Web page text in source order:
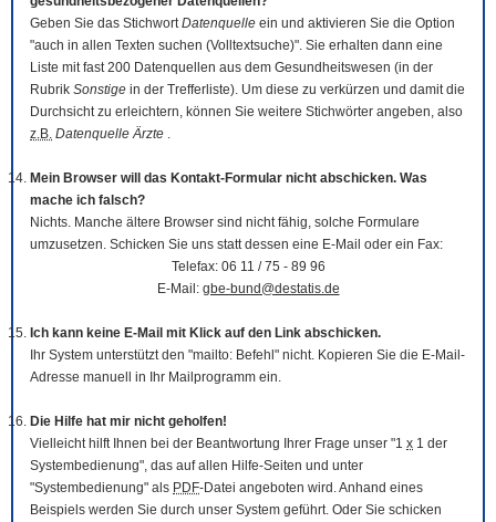
Geben Sie das StichwortDatenquelle ein und aktivieren Sie die Option
"auch in allen Texten suchen (Volltextsuche)". Sie erhalten dann eine
Liste mit fast 200 Datenquellen aus dem Gesundheitswesen (in der
Rubrik Sonstige in der Trefferliste). Um diese zu verkürzen und damit die
Durchsicht zu erleichtern, können Sie weitere Stichwörter angeben, also
z.B. Datenquelle Ärzte .
Mein Browser will das Kontakt-Formular nicht abschicken. Was
mache ich falsch?
Nichts. Manche ältere Browser sind nicht fähig, solche Formulare
umzusetzen. Schicken Sie uns statt dessen eine E-Mail oder ein Fax:
Telefax: 06 11 / 75 - 89 96
E-Mail: gbe-bund@destatis.de
Ich kann keine E-Mail mit Klick auf den Link abschicken.
Ihr System unterstützt den "mailto: Befehl" nicht. Kopieren Sie die E-Mail-
Adresse manuell in Ihr Mailprogramm ein.
Die Hilfe hat mir nicht geholfen!
Vielleicht hilft Ihnen bei der Beantwortung Ihrer Frage unser "1 x 1 der
Systembedienung", das auf allen Hilfe-Seiten und unter
"Systembedienung" als PDF-Datei angeboten wird. Anhand eines
Beispiels werden Sie durch unser System geführt. Oder Sie schicken